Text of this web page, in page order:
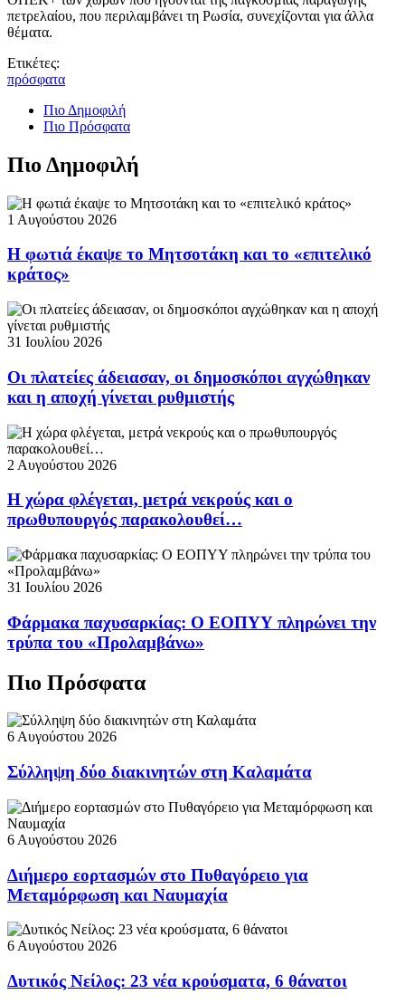
πετρελαίου, που περιλαμβάνει τη Ρωσία, συνεχίζονται για άλλα
θέματα.
Ετικέτες:
πρόσφατα
Πιο Δημοφιλή
Πιο Πρόσφατα
Πιο Δημοφιλή
1 Αυγούστου 2026
Η φωτιά έκαψε το Μητσοτάκη και το «επιτελικό
κράτος»
31 Ιουλίου 2026
Οι πλατείες άδειασαν, οι δημοσκόποι αγχώθηκαν
και η αποχή γίνεται ρυθμιστής
2 Αυγούστου 2026
Η χώρα φλέγεται, μετρά νεκρούς και ο
πρωθυπουργός παρακολουθεί…
31 Ιουλίου 2026
Φάρμακα παχυσαρκίας: Ο ΕΟΠΥΥ πληρώνει την
τρύπα του «Προλαμβάνω»
Πιο Πρόσφατα
6 Αυγούστου 2026
Σύλληψη δύο διακινητών στη Καλαμάτα
6 Αυγούστου 2026
Διήμερο εορτασμών στο Πυθαγόρειο για
Μεταμόρφωση και Ναυμαχία
6 Αυγούστου 2026
Δυτικός Νείλος: 23 νέα κρούσματα, 6 θάνατοι